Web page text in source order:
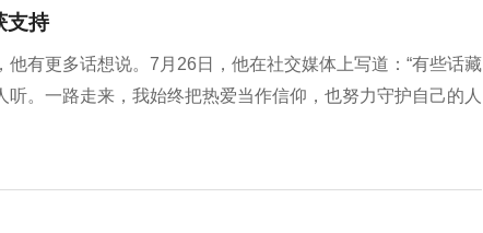
支持
有更多话想说。7月26日，他在社交媒体上写道：“有些话藏
。一路走来，我始终把热爱当作信仰，也努力守护自己的人